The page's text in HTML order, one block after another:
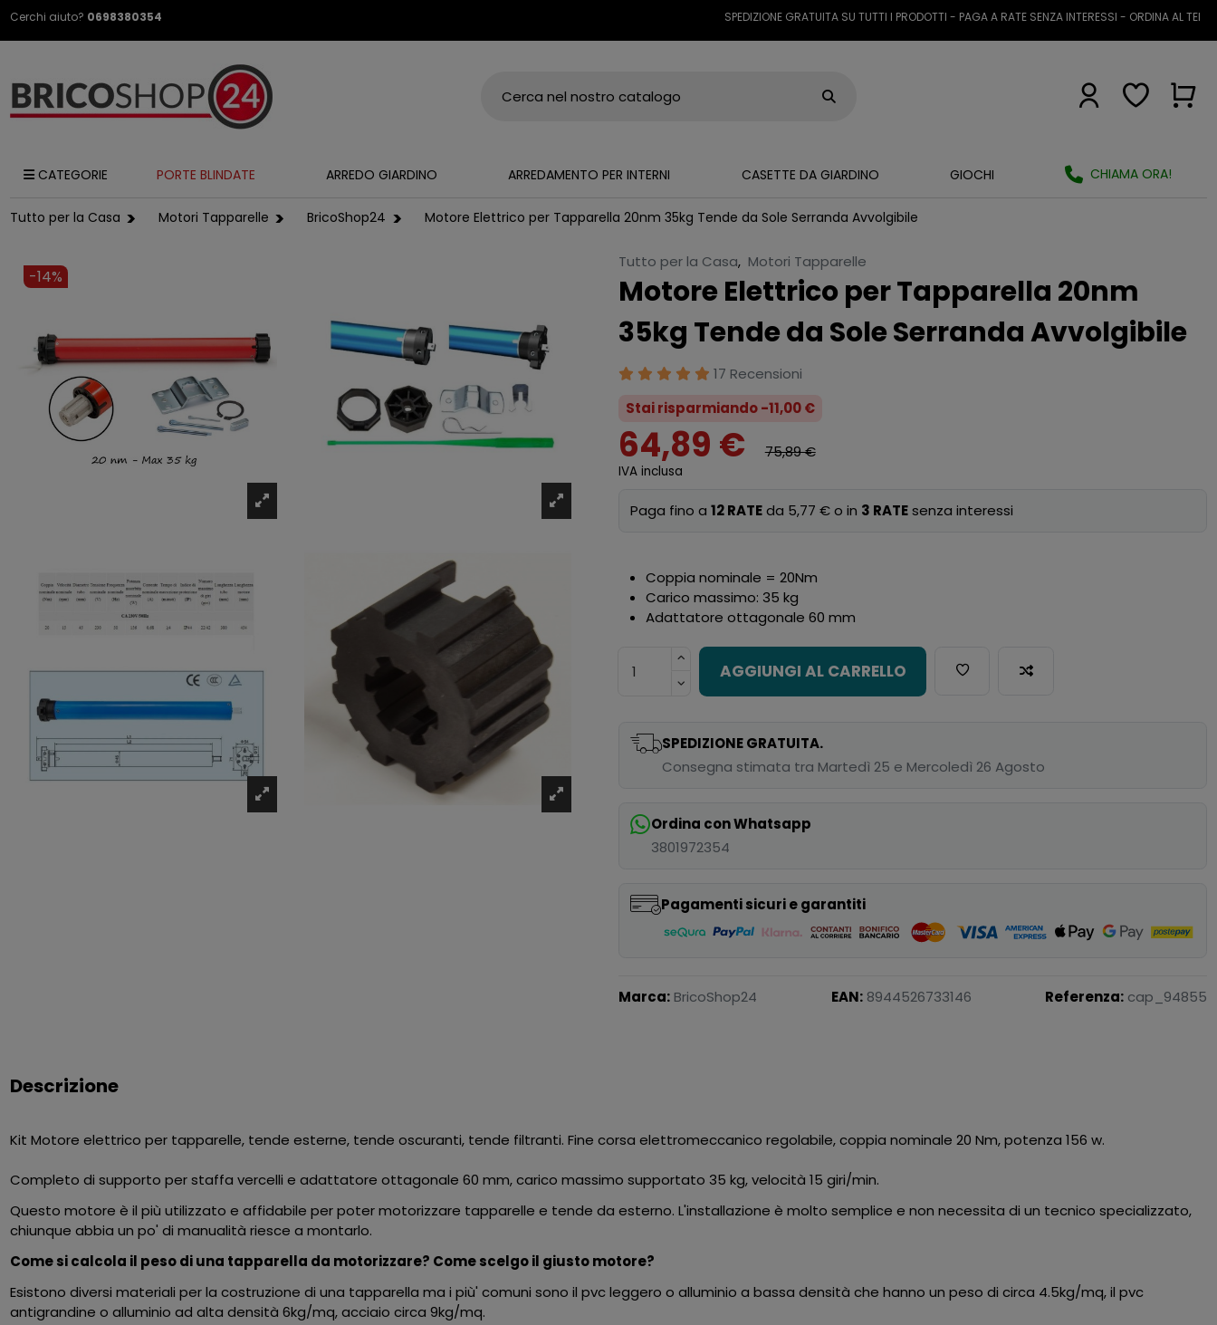
Cerchi aiuto? 0698380354 SPEDIZIONE GRATUITA SU TUTTI I PRODOTTI - PAGA A RATE SENZA INTERESSI - ORDINA AL TELEFONO O
CATEGORIE PORTE BLINDATE ARREDO GIARDINO ARREDAMENTO PER INTERNI CASETTE DA GIARDINO GIOCHI CHIAMA ORA!
Tutto per la Casa Motori Tapparelle BricoShop24 Motore Elettrico per Tapparella 20nm 35kg Tende da Sole Serranda Avvolgibile
-14%
Tutto per la Casa, Motori Tapparelle
Motore Elettrico per Tapparella 20nm
35kg Tende da Sole Serranda Avvolgibile
17 Recensioni
Stai risparmiando -11,00 €
64,89 € 75,89 €
IVA inclusa
Paga fino a12 RATEda 5,77 € o in 3 RATEsenza interessi
Coppia nominale = 20Nm
Carico massimo: 35 kg
Adattatore ottagonale 60 mm
AGGIUNGI AL CARRELLO
SPEDIZIONE GRATUITA.
Consegna stimata tra Martedì 25 e Mercoledì 26 Agosto
Ordina con Whatsapp
3801972354
Pagamenti sicuri e garantiti
Marca: BricoShop24 EAN: 8944526733146 Referenza: cap_94855
Descrizione
Kit Motore elettrico per tapparelle, tende esterne, tende oscuranti, tende filtranti. Fine corsa elettromeccanico regolabile, coppia nominale 20 Nm, potenza 156 w.
Completo di supporto per staffa vercelli e adattatore ottagonale 60 mm, carico massimo supportato 35 kg, velocità 15 giri/min.
Questo motore è il più utilizzato e affidabile per poter motorizzare tapparelle e tende da esterno. L'installazione è molto semplice e non necessita di un tecnico specializzato,
chiunque abbia un po' di manualità riesce a montarlo.
Come si calcola il peso di una tapparella da motorizzare? Come scelgo il giusto motore?
Esistono diversi materiali per la costruzione di una tapparella ma i più' comuni sono il pvc leggero o alluminio a bassa densità che hanno un peso di circa 4.5kg/mq, il pvc
antigrandine o alluminio ad alta densità 6kg/mq, acciaio circa 9kg/mq.